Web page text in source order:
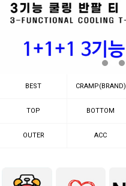
BEST CRAMP(BRAND)
TOP BOTTOM
OUTER ACC